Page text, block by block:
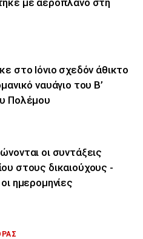
στο Ιόνιο σχεδόν άθικτο
ναυάγιο του Β’
Πολέμου
οι συντάξεις
στους δικαιούχους -
ημερομηνίες